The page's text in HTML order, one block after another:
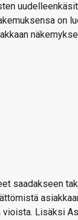
on
saadakseen
vioista. Lisäksi